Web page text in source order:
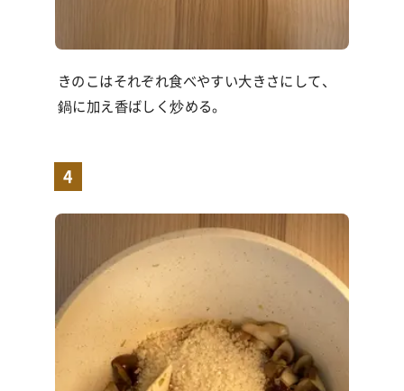
きのこはそれぞれ食べやすい大きさにして、
鍋に加え香ばしく炒める。
4